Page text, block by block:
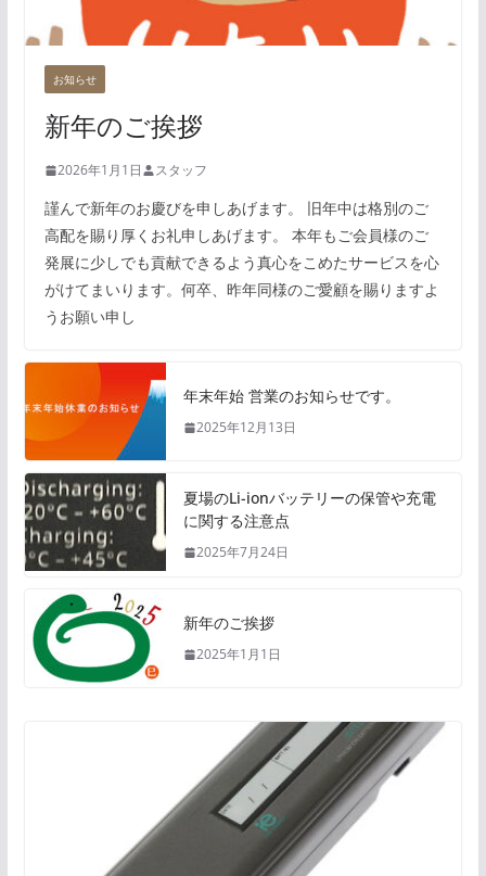
お知らせ
新年のご挨拶
2026年1月1日 スタッフ
謹んで新年のお慶びを申しあげます。 旧年中は格別のご
高配を賜り厚くお礼申しあげます。 本年もご会員様のご
発展に少しでも貢献できるよう真心をこめたサービスを心
がけてまいります。何卒、昨年同様のご愛顧を賜りますよ
うお願い申し
年末年始 営業のお知らせです。
2025年12月13日
夏場のLi-ionバッテリーの保管や充電
に関する注意点
2025年7月24日
新年のご挨拶
2025年1月1日